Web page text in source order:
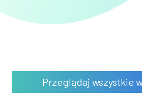
Przeglądaj wszystkie